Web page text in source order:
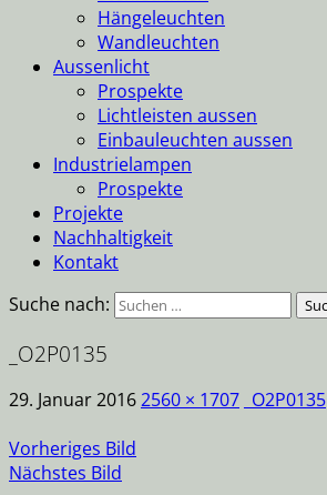
Hängeleuchten
Wandleuchten
Aussenlicht
Prospekte
Lichtleisten aussen
Einbauleuchten aussen
Industrielampen
Prospekte
Projekte
Nachhaltigkeit
Kontakt
Suche nach:
_O2P0135
29. Januar 20162560 × 1707 _O2P0135
Vorheriges Bild
Nächstes Bild